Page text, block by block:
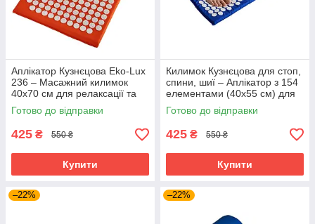
Аплікатор Кузнєцова Eko-Lux
236 – Масажний килимок
40x70 см для релаксації та
відновлення
Готово до відправки
425 ₴ 550 ₴
Купити
Килимок Кузнєцова для стоп,
спини, шиї – Аплікатор з 154
елементами (40x55 см) для
точкового масажу
Готово до відправки
425 ₴ 550 ₴
Купити
–22% –22%